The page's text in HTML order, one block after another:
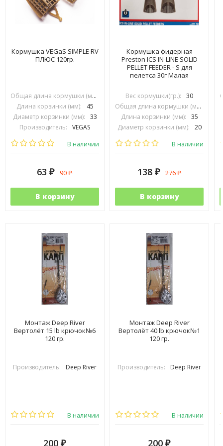
Кормушка VEGaS SIMPLE RV
ПЛЮС 120гр.
Общая длина кормушки (мм):
Длина корзинки (мм):
45
Диаметр корзинки (мм):
33
Производитель:
VEGAS
В наличии
63 ₽ 90₽
В корзину
Кормушка фидерная
Preston ICS IN-LINE SOLID
PELLET FEEDER - S для
пелетса 30г Малая
Вес кормушки(гр.):
30
Общая длина кормушки (мм):
Длина корзинки (мм):
35
Диаметр корзинки (мм):
20
Производитель:
В наличии
138 ₽ 276₽
В корзину
Монтаж Deep River
Вертолёт 15 lb крючок№6
120 гр.
Производитель: Deep River
В наличии
200 ₽
Монтаж Deep River
Вертолёт 40 lb крючок№1
120 гр.
Производитель: Deep River
В наличии
200 ₽